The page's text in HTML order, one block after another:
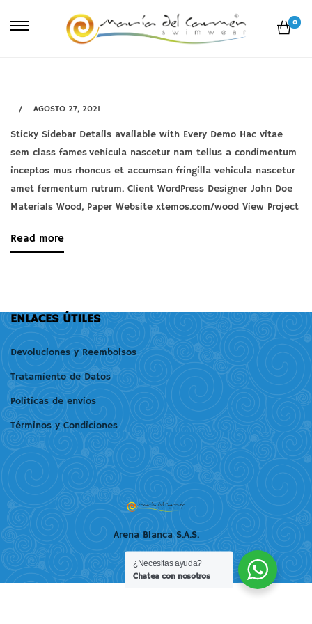
0
AGOSTO 27, 2021
Venenatis
nam
phasellus
agosto
08-
27T13:27:56+00:00
Sticky Sidebar Details available with Every Demo Hac vitae
sem class fames vehicula nascetur nam tellus a condimentum
inceptos mus rhoncus et accumsan fringilla vehicula nascetur
amet fermentum rutrum. Client WordPress Designer John Doe
Materials Wood, Paper Website xtemos.com/wood View Project
Read moreabout
an
to
read
ENLACES ÚTILES
Devoluciones y Reembolsos
Tratamiento de Datos
Politicas de envios
Términos y Condiciones
Arena Blanca S.A.S.
¿Necesitas ayuda?
Chatea con nosotros